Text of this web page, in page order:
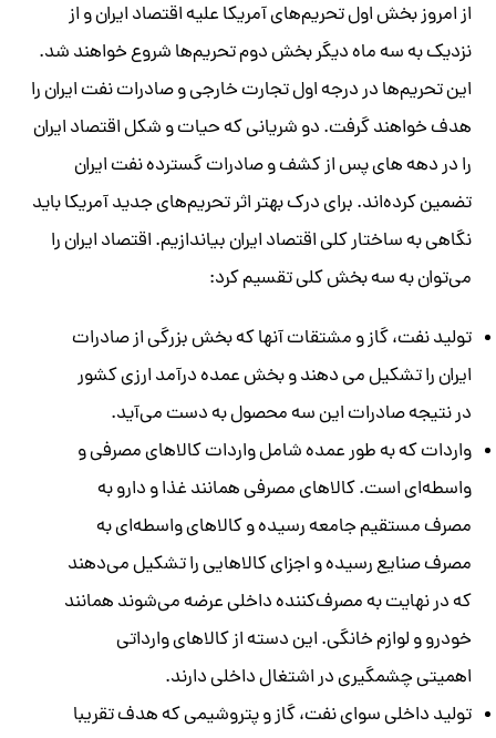
از امروز بخش اول تحریم‌های آمریکا علیه اقتصاد ایران و از
نزدیک به سه ماه دیگر بخش دوم تحریم‌ها شروع خواهند شد.
این تحریم‌‌ها در درجه اول تجارت خارجی و صادرات نفت ایران را
هدف خواهند گرفت. دو شریانی که حیات و شکل اقتصاد ایران
را در دهه های پس از کشف و صادرات گسترده نفت ایران
تضمین کرده‌اند. برای درک بهتر اثر تحریم‌های جدید آمریکا باید
نگاهی به ساختار کلی اقتصاد ایران بیاندازیم. اقتصاد ایران را
می‌توان به سه بخش کلی تقسیم کرد:
تولید نفت، گاز و مشتقات آنها که بخش بزرگی از صادرات
ایران را تشکیل می دهند و بخش عمده درآمد ارزی کشور
در نتیجه صادرات این سه محصول به دست می‌آید.
واردات که به طور عمده شامل واردات کالاهای مصرفی و
واسطه‌ای است. کالاهای مصرفی همانند غذا و دارو به
مصرف مستقیم جامعه رسیده و کالاهای واسطه‌ای به
مصرف صنایع رسیده و اجزای کالاهایی را تشکیل می‌دهند
که در نهایت به مصرف‌کننده داخلی عرضه می‌شوند همانند
خودرو و لوازم خانگی. این دسته از کالاهای وارداتی
اهمیتی چشمگیری در اشتغال داخلی دارند.
تولید داخلی سوای نفت، گاز و پتروشیمی که هدف تقریبا